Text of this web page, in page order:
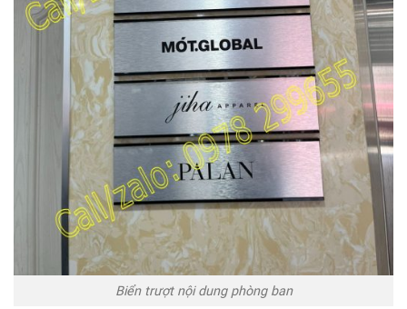
Biển trượt nội dung phòng ban